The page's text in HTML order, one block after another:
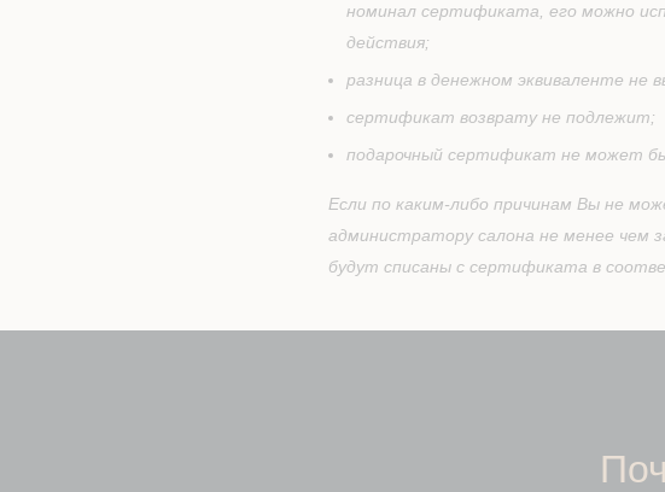
номинал сертификата, его можно
действия;
разница в денежном эквиваленте не
сертификат возврату не подлежит;
подарочный сертификат не может
Если по каким-либо причинам Вы не
администратору салона не менее чем
будут списаны с сертификата в